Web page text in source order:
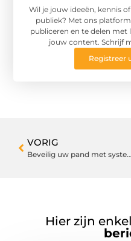
Wil je jouw ideeën, kennis
publiek? Met ons
publiceren en te delen met
jouw content. Schrijf
Registreer
VORIG
Beveilig uw pand met systemen voor toegangscontrole
Hier zijn